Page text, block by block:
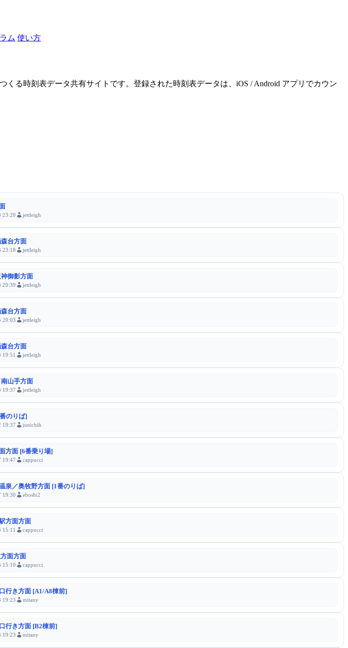
ム 使い方
る時刻表データ共有サイトです。登録された時刻表データは、iOS / Android アプリでカウン
23:20 jettleigh
台方面
23:18 jettleigh
御影方面
20:39 jettleigh
台方面
20:03 jettleigh
台方面
19:51 jettleigh
山手方面
19:37 jettleigh
のりば]
19:37 junichih
方面 [6番乗り場]
19:47 cappucci
泉／奥牧野方面 [1番のりば]
19:30 eboshi2
方面方面
15:11 cappucci
面方面
15:10 cappucci
行き方面 [A1/A8棟前]
19:23 mitany
行き方面 [B2棟前]
19:23 mitany